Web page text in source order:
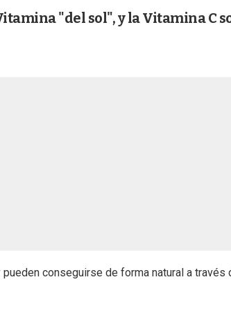
"del sol", y la Vitamina C
conseguirse de forma natural a través